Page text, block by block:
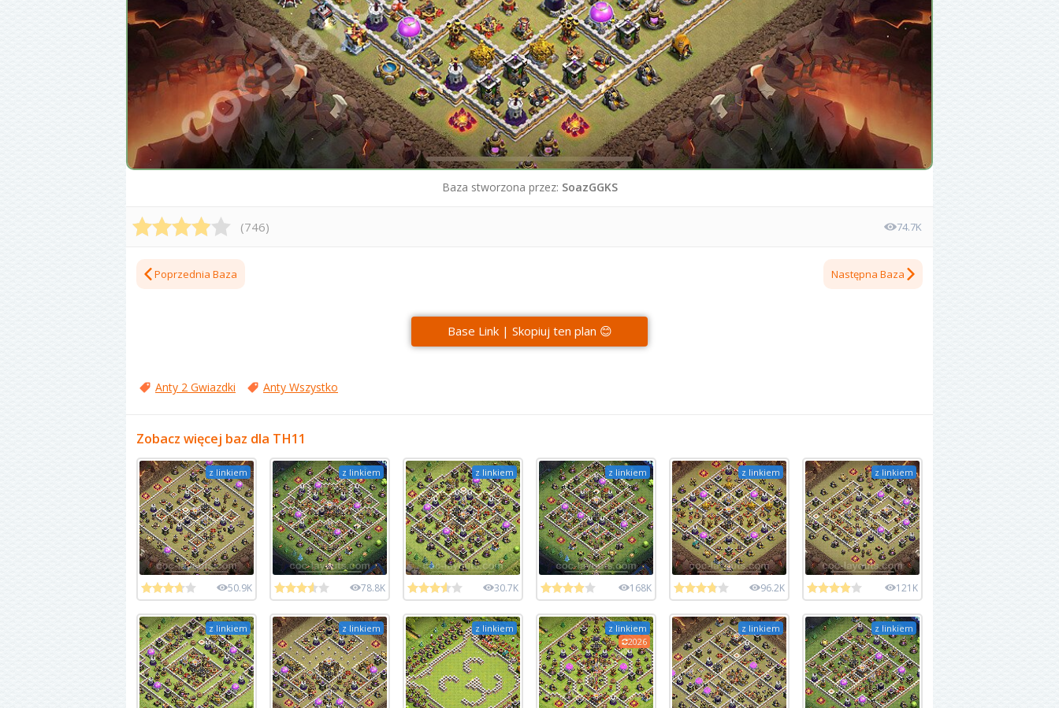
Baza stworzona przez: SoazGGKS
(746) 74.7K
Poprzednia Baza Następna Baza
Base Link | Skopiuj ten plan 😊
Anty 2 Gwiazdki Anty Wszystko
Zobacz więcej baz dla TH11
z linkiem
50.9K
z linkiem
78.8K
z linkiem
30.7K
z linkiem
168K
z linkiem
96.2K
z linkiem
121K
z linkiem z linkiem z linkiem
z linkiem
2026
z linkiem z linkiem